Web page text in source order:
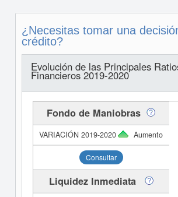
¿Necesitas tomar una
crédito?
Evolución de las Principales
Financieros 2019-2020
Fondo de Maniobras
Aumento
Consultar
Liquidez Inmediata